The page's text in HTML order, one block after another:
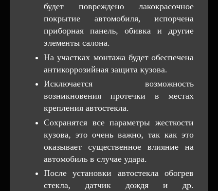
будет повреждено лакокрасочное
покрытие автомобиля, испорчена
приборная панель, обивка и другие
элементы салона.
На участках монтажа будет обеспечена
антикоррозийная защита кузова.
Исключается возможность
возникновения протечки в местах
крепления автостекла.
Сохранятся все параметры жесткости
кузова, это очень важно, так как это
оказывает существенное влияние на
автомобиль в случае удара.
После установки автостекла обогрев
стекла, датчик дождя и др.